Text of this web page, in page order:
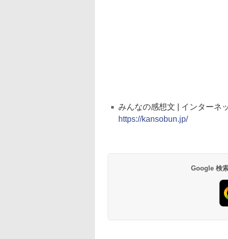
みんなの感想文 | インターネ
https://kansobun.jp/
Google 検